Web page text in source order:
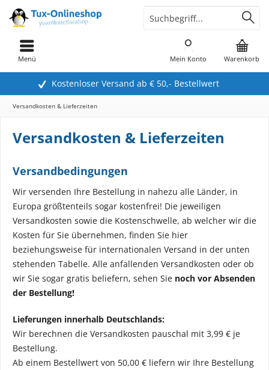
Kostenloser Versand ab € 50,- Bestellwert
Warenkorb
Mein Konto
Menü
Versandkosten & Lieferzeiten
Versandkosten & Lieferzeiten
Versandbedingungen
Wir versenden Ihre Bestellung in nahezu alle Länder, in
Europa größtenteils sogar kostenfrei! Die jeweiligen
Versandkosten sowie die Kostenschwelle, ab welcher wir die
Kosten für Sie übernehmen, finden Sie hier
beziehungsweise für internationalen Versand in der unten
stehenden Tabelle. Alle anfallenden Versandkosten oder ob
wir Sie sogar gratis beliefern, sehen Sie noch vor Absenden
der Bestellung!
Lieferungen innerhalb Deutschlands:
Wir berechnen die Versandkosten pauschal mit 3,99 € je
Bestellung.
Ab einem Bestellwert von 50,00 € liefern wir Ihre Bestellung